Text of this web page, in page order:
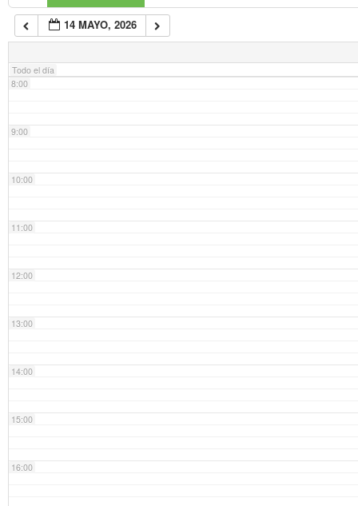
14 MAYO, 2026
Todo el día
7:00
8:00
9:00
10:00
11:00
12:00
13:00
14:00
15:00
16:00